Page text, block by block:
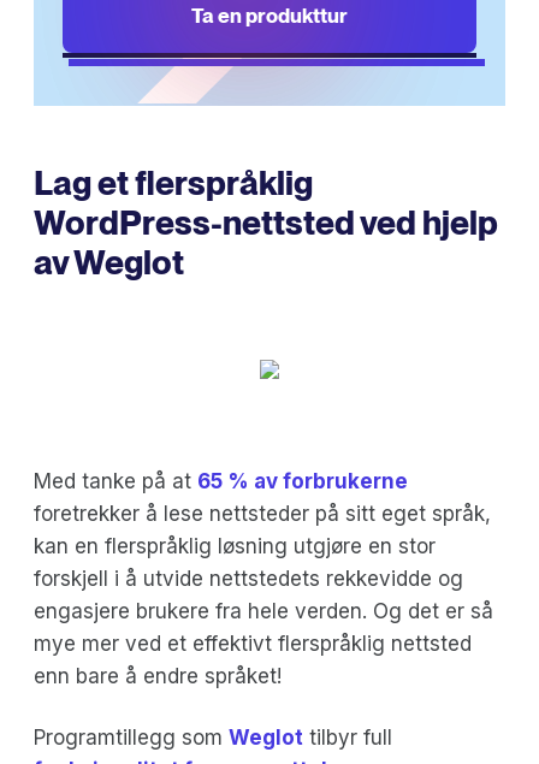
Ta en produkttur
Lag et flerspråklig
WordPress-nettsted ved hjelp
av Weglot
Med tanke på at 65 % av forbrukerne
foretrekker å lese nettsteder på sitt eget språk,
kan en flerspråklig løsning utgjøre en stor
forskjell i å utvide nettstedets rekkevidde og
engasjere brukere fra hele verden. Og det er så
mye mer ved et effektivt flerspråklig nettsted
enn bare å endre språket!
Programtillegg som Weglot tilbyr full